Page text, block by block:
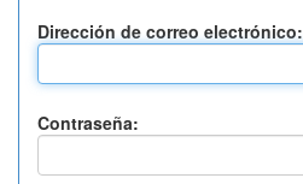
Dirección de correo electrónico:
Contraseña: